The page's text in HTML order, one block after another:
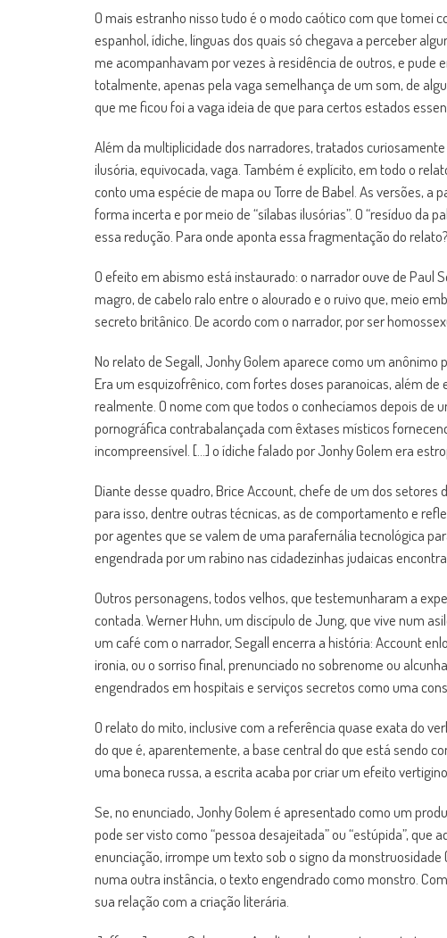
O mais estranho nisso tudo é o modo caótico com que tomei
espanhol, ídiche, línguas dos quais só chegava a perceber
me acompanhavam por vezes à residência de outros, e
totalmente, apenas pela vaga semelhança de um som, de
que me ficou foi a vaga ideia de que para certos estados
Além da multiplicidade dos narradores, tratados
ilusória, equivocada, vaga. Também é explícito, em todo o
conto uma espécie de mapa ou Torre de Babel. As versões,
forma incerta e por meio de “sílabas ilusórias”. O “resíduo da
essa redução. Para onde aponta essa fragmentação do relato?
O efeito em abismo está instaurado: o narrador ouve de Paul
magro, de cabelo ralo entre o alourado e o ruivo que, meio
secreto britânico. De acordo com o narrador, por ser
No relato de Segall, Jonhy Golem aparece como um
Era um esquizofrênico, com fortes doses paranoicas, além
realmente. O nome com que todos o conhecíamos depois de
pornográfica contrabalançada com êxtases místicos
incompreensível. […] o ídiche falado por Jonhy Golem era
Diante desse quadro, Brice Account, chefe de um dos
para isso, dentre outras técnicas, as de comportamento e
por agentes que se valem de uma parafernália tecnológica
engendrada por um rabino nas cidadezinhas judaicas
Outros personagens, todos velhos, que testemunharam a
contada. Werner Huhn, um discípulo de Jung, que vive num
um café com o narrador, Segall encerra a história: Account
ironia, ou o sorriso final, prenunciado no sobrenome ou
engendrados em hospitais e serviços secretos como uma
O relato do mito, inclusive com a referência quase exata do
do que é, aparentemente, a base central do que está sendo
uma boneca russa, a escrita acaba por criar um efeito
Se, no enunciado, Jonhy Golem é apresentado como um
pode ser visto como “pessoa desajeitada” ou “estúpida”,
enunciação, irrompe um texto sob o signo da monstruosidade
numa outra instância, o texto engendrado como monstro.
sua relação com a criação literária.